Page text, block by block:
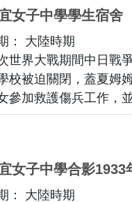
女子中學學生宿舍
： 大陸時期
世界大戰期間中日戰
校被迫關閉，蓋夏姆
參加救護傷兵工作，
收容難民，提供醫療
女子中學合影1933
： 大陸時期